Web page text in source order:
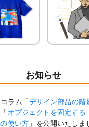
お知らせ
コラム「デザイン部品の階
「 オブジェクトを固定する
の使い方 」を公開いたしま